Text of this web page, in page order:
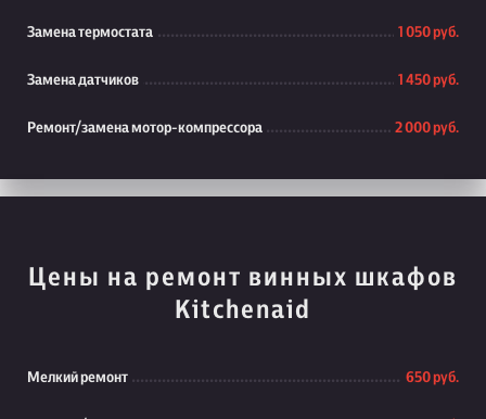
Замена термостата 1 050 руб.
Замена датчиков 1 450 руб.
Ремонт/замена мотор-компрессора 2 000 руб.
Цены на ремонт винных шкафов
Kitchenaid
Мелкий ремонт 650 руб.